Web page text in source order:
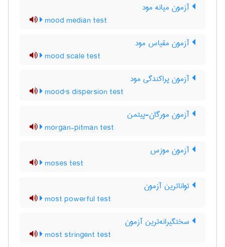
آزمون میانه مود
mood median test
آزمون مقیاس مود
mood scale test
آزمون پراکندگی مود
mood's dispersion test
آزمون مورگان-پیتمن
morgan-pitman test
آزمون موزس
moses test
تواناترین آزمون
most powerful test
سختگیرانه‌ترین آزمون
most stringent test